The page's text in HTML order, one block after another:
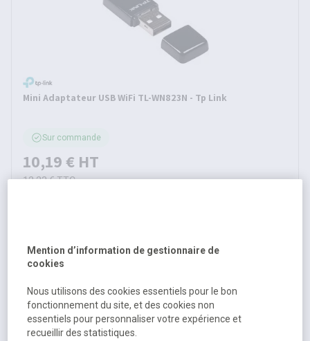
Mini Adaptateur USB WiFi TL-WN823N - Tp Link
Sur commande
10,19 € HT
12,23 €TTC
Mention d’information de gestionnaire de
cookies
Nous utilisons des cookies essentiels pour le bon
fonctionnement du site, et des cookies non
essentiels pour personnaliser votre expérience et
recueillir des statistiques.